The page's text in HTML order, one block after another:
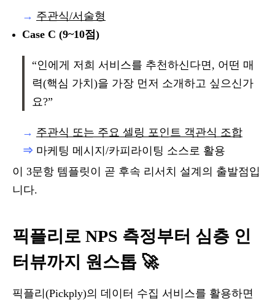
→ 주관식/서술형
Case C (9~10점)
“인에게 저희 서비스를 추천하신다면, 어떤 매
력(핵심 가치)을 가장 먼저 소개하고 싶으신가
요?”
→ 주관식 또는 주요 셀링 포인트 객관식 조합
⇒ 마케팅 메시지/카피라이팅 소스로 활용
이 3문항 템플릿이 곧 후속 리서치 설계의 출발점입
니다.
픽플리로 NPS 측정부터 심층 인
터뷰까지 원스톱 🚀
픽플리(Pickply)의 데이터 수집 서비스를 활용하면